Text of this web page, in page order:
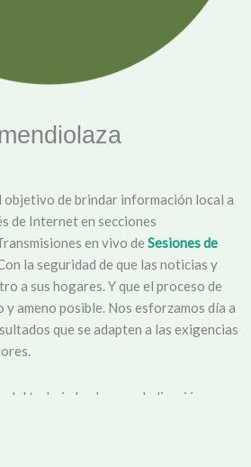
objetivo de brindar información local a
de Internet en secciones
en vivo de Sesiones de
la seguridad de que las noticias y
a sus hogares. Y que el proceso de
y ameno posible. Nos esforzamos día a
que se adapten a las exigencias
trabajo hecho con dedicación,